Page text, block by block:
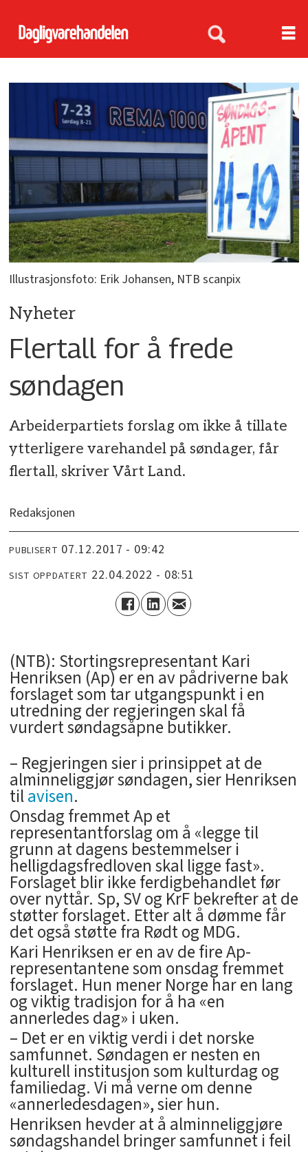
Illustrasjonsfoto: Erik Johansen, NTB scanpix
Nyheter
Flertall for å frede
søndagen
Arbeiderpartiets forslag om ikke å tillate
ytterligere varehandel på søndager, får
flertall, skriver Vårt Land.
Redaksjonen
PUBLISERT 07.12.2017 - 09:42
SIST OPPDATERT 22.04.2022 - 08:51
(NTB): Stortingsrepresentant Kari
Henriksen (Ap) er en av pådriverne bak
forslaget som tar utgangspunkt i en
utredning der regjeringen skal få
vurdert søndagsåpne butikker.
– Regjeringen sier i prinsippet at de
alminneliggjør søndagen, sier Henriksen
tilavisen.
Onsdag fremmet Ap et
representantforslag om å «legge til
grunn at dagens bestemmelser i
helligdagsfredloven skal ligge fast».
Forslaget blir ikke ferdigbehandlet før
over nyttår. Sp, SV og KrF bekrefter at de
støtter forslaget. Etter alt å dømme får
det også støtte fra Rødt og MDG.
Kari Henriksen er en av de fire Ap-
representantene som onsdag fremmet
forslaget. Hun mener Norge har en lang
og viktig tradisjon for å ha «en
annerledes dag» i uken.
– Det er en viktig verdi i det norske
samfunnet. Søndagen er nesten en
kulturell institusjon som kulturdag og
familiedag. Vi må verne om denne
«annerledesdagen», sier hun.
Henriksen hevder at å alminneliggjøre
søndagshandel bringer samfunnet i feil